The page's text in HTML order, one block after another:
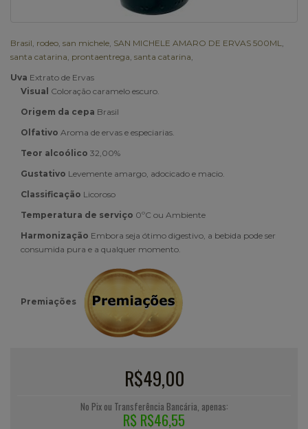
Brasil rodeo san michele SAN MICHELE AMARO DE ERVAS 500ML
santa catarina prontaentrega santa catarina
Uva Extrato de Ervas
Visual Coloração caramelo escuro.
Origem da cepa Brasil
Olfativo Aroma de ervas e especiarias.
Teor alcoólico 32,00%
Gustativo Levemente amargo, adocicado e macio.
Classificação Licoroso
Temperatura de serviço 0ºC ou Ambiente
Harmonização Embora seja ótimo digestivo, a bebida pode ser
consumida pura e a qualquer momento.
Premiações
R$49,00
No Pix ou Transferência Bancária, apenas:
R$ R$46,55